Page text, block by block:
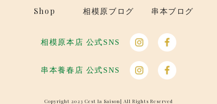
Shop
相模原ブログ 串本ブログ
相模原本店 公式SNS
串本養春店 公式SNS
Copyright 2023 Cest la Saison| All Rights Reserved